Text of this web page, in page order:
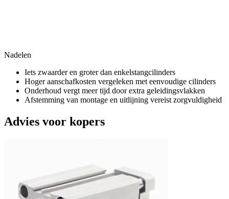
Nadelen
Iets zwaarder en groter dan enkelstangcilinders
Hoger aanschafkosten vergeleken met eenvoudige cilinders
Onderhoud vergt meer tijd door extra geleidingsvlakken
Afstemming van montage en uitlijning vereist zorgvuldigheid
Advies voor kopers